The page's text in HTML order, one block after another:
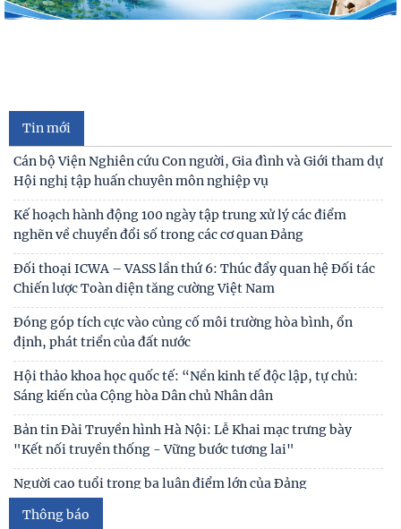
Tin mới
Kế hoạch hành động 100 ngày tập trung xử lý các điểm
Đóng góp tích cực vào củng cố môi trường hòa bình, ổn
định, phát triển của đất nước
Hội thảo khoa học quốc tế: “Nền kinh tế độc lập, tự chủ:
Sáng kiến của Cộng hòa Dân chủ Nhân dân
Bản tin Đài Truyền hình Hà Nội: Lễ Khai mạc trưng bày
"Kết nối truyền thống - Vững bước tương lai"
Người cao tuổi trong ba luận điểm lớn của Đảng
Thái độ của học sinh trung học phổ thông ở Hà Nội với vấn
đề bắt nạt trực tuyến
Viện Hàn lâm Khoa học xã hội Việt Nam và Học viện Chính
trị và Hành chính quốc gia Lào ký Thỏa
Chủ tịch Viện Hàn lâm Khoa học xã hội Việt Nam thăm và
làm việc tại Viện Khoa học Kinh tế và Xã hội
Thông báo
Thư cảm ơn
Thư mời viết bài tham gia Hội thảo khoa học “Chăm sóc,
giáo dục trẻ em trong kỷ nguyên số”
Thư mời viết bài Hội thảo khoa học quốc tế “Gia đình Châu
Á trong bối cảnh hội nhập quốc tế và
Thư mời viết báo cáo tham luận Hội thảo khoa học quốc gia